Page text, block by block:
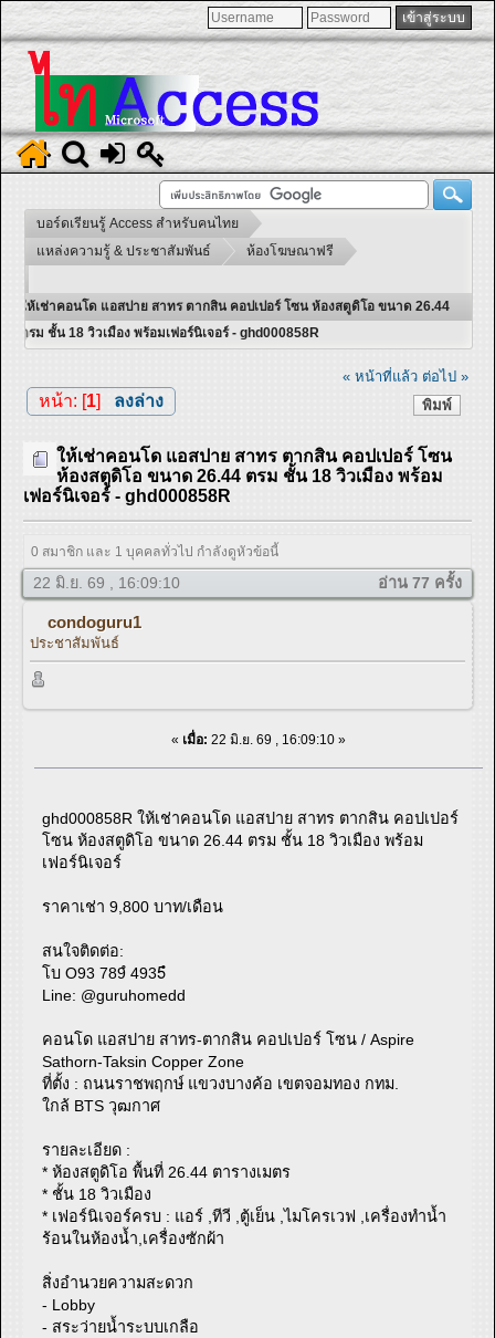
บอร์ดเรียนรู้ Access สำหรับคนไทย
แหล่งความรู้ & ประชาสัมพันธ์
ห้องโฆษณาฟรี
ให้เช่าคอนโด แอสปาย สาทร ตากสิน คอปเปอร์ โซน ห้องสตูดิโอ ขนาด 26.44
ตรม ชั้น 18 วิวเมือง พร้อมเฟอร์นิเจอร์ - ghd000858R
« หน้าที่แล้ว ต่อไป »
พิมพ์
หน้า: [1] ลงล่าง
ให้เช่าคอนโด แอสปาย สาทร ตากสิน คอปเปอร์ โซน
ห้องสตูดิโอ ขนาด 26.44 ตรม ชั้น 18 วิวเมือง พร้อม
เฟอร์นิเจอร์ - ghd000858R
0 สมาชิก และ 1 บุคคลทั่วไป กำลังดูหัวข้อนี้
22 มิ.ย. 69 , 16:09:10 อ่าน 77 ครั้ง
condoguru1
ประชาสัมพันธ์
« เมื่อ: 22 มิ.ย. 69 , 16:09:10 »
ghd000858R ให้เช่าคอนโด แอสปาย สาทร ตากสิน คอปเปอร์
โซน ห้องสตูดิโอ ขนาด 26.44 ตรม ชั้น 18 วิวเมือง พร้อม
เฟอร์นิเจอร์
ราคาเช่า 9,800 บาท/เดือน
สนใจติดต่อ:
โบ O93 789ํ 4935ํ
Line: @guruhomedd
คอนโด แอสปาย สาทร-ตากสิน คอปเปอร์ โซน / Aspire
Sathorn-Taksin Copper Zone
ที่ตั้ง : ถนนราชพฤกษ์ แขวงบางค้อ เขตจอมทอง กทม.
ใกล้ BTS วุฒกาศ
รายละเอียด :
* ห้องสตูดิโอ พื้นที่ 26.44 ตารางเมตร
* ชั้น 18 วิวเมือง
* เฟอร์นิเจอร์ครบ : แอร์ ,ทีวี ,ตู้เย็น ,ไมโครเวฟ ,เครื่องทำน้ำ
ร้อนในห้องน้ำ,เครื่องซักผ้า
สิ่งอำนวยความสะดวก
- Lobby
- สระว่ายน้ำระบบเกลือ